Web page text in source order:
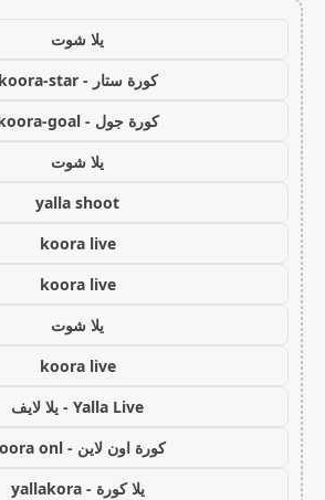
يلا شوت
كورة ستار - koora-star
كورة جول - koora-goal
يلا شوت
yalla shoot
koora live
koora live
يلا شوت
koora live
Yalla Live - يلا لايف
كورة اون لاين - koora onl
يلا كورة - yallakora